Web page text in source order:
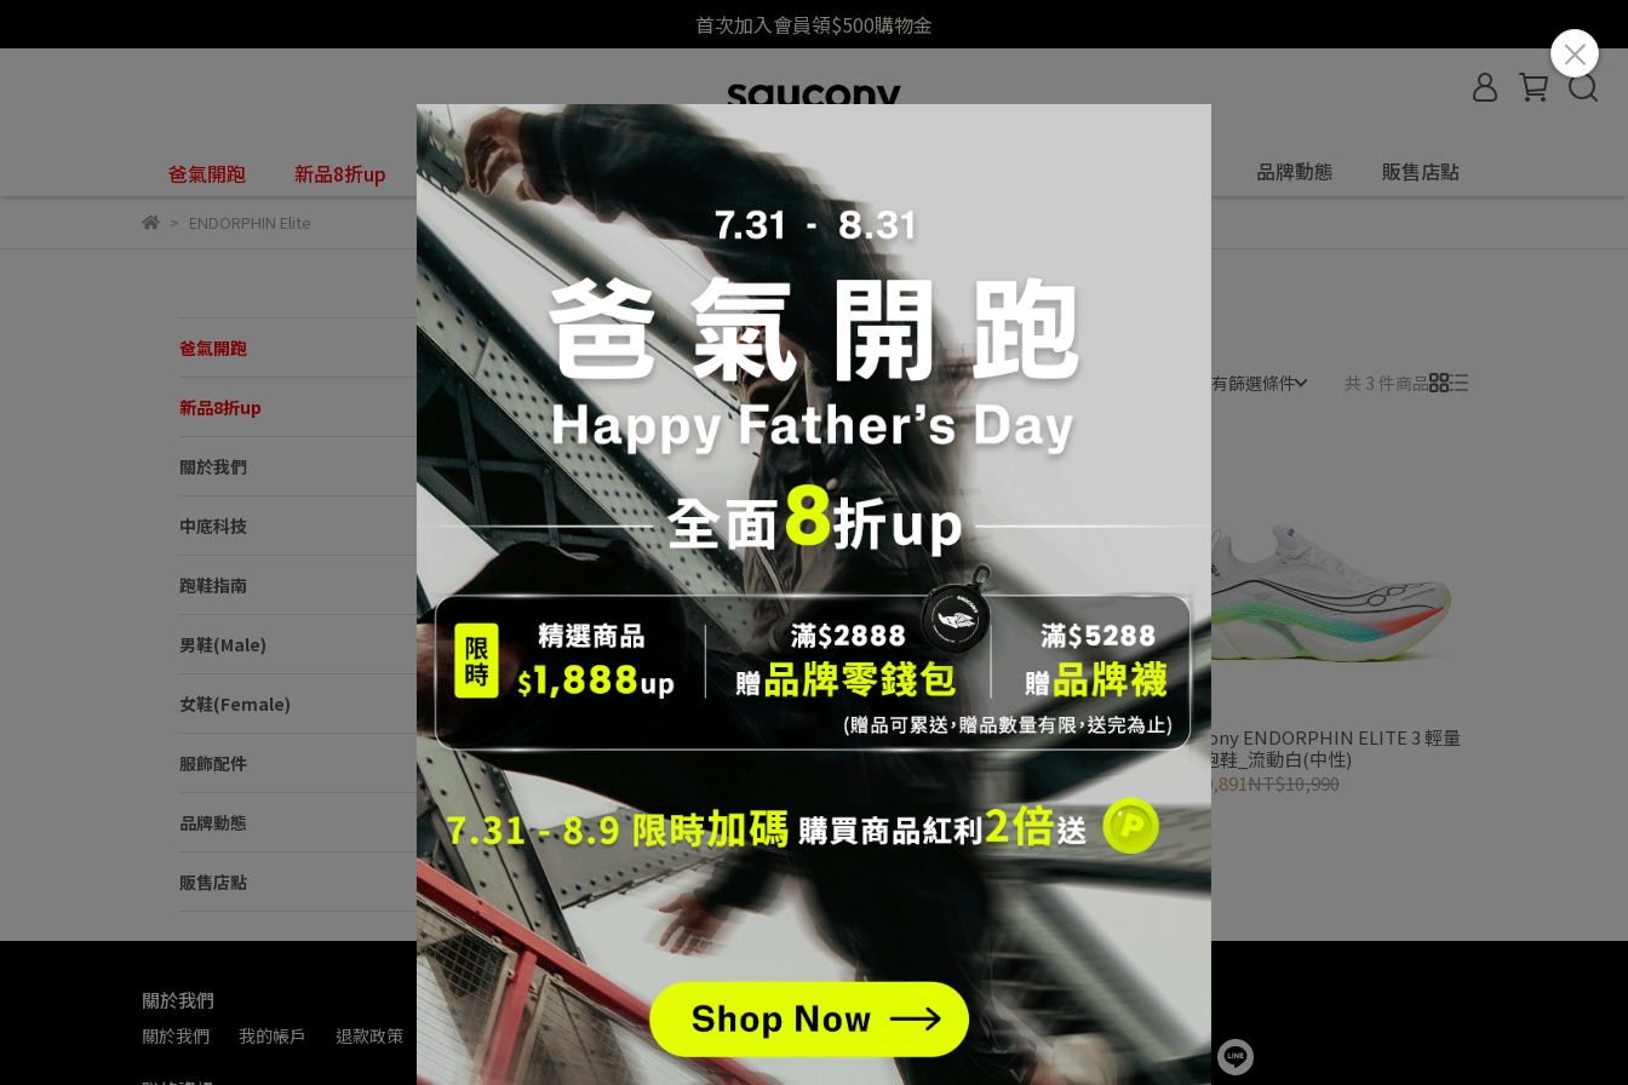
首次加入會員領$500購物金
爸氣開跑 新品8折up 關於我們 中底科技 跑鞋指南 男鞋(Male) 品牌動態 販售店點
ENDORPHIN Elite
爸氣開跑
新品8折up
關於我們
中底科技
跑鞋指南
男鞋(Male)
女鞋(Female)
服飾配件
品牌動態
販售店點
ENDORPHIN Elite
預設排序 價格 所有篩選條件 共 3 件商品
競速跑鞋_白(中性)
NT$6,580NT$9,990
Saucony ENDORPHIN Elite 2 輕量
競速跑鞋_黃黑(中性)
NT$9,990
Saucony ENDORPHIN ELITE 3 輕量
競速跑鞋_流動白(中性)
NT$9,891NT$10,990
關於我們
關於我們 我的帳戶 退款政策 隱私政策 購物說明 服務條款 會員權益 客服中心